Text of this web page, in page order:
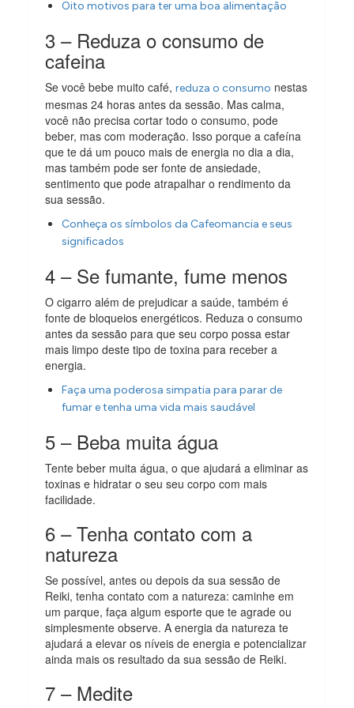
Oito motivos para ter uma boa alimentação
3 – Reduza o consumo de
cafeina
Se você bebe muito café,reduza o consumo nestas
mesmas 24 horas antes da sessão. Mas calma,
você não precisa cortar todo o consumo, pode
beber, mas com moderação. Isso porque a cafeína
que te dá um pouco mais de energia no dia a dia,
mas também pode ser fonte de ansiedade,
sentimento que pode atrapalhar o rendimento da
sua sessão.
Conheça os símbolos da Cafeomancia e seus
significados
4 – Se fumante, fume menos
O cigarro além de prejudicar a saúde, também é
fonte de bloqueios energéticos. Reduza o consumo
antes da sessão para que seu corpo possa estar
mais limpo deste tipo de toxina para receber a
energia.
Faça uma poderosa simpatia para parar de
fumar e tenha uma vida mais saudável
5 – Beba muita água
Tente beber muita água, o que ajudará a eliminar as
toxinas e hidratar o seu seu corpo com mais
facilidade.
6 – Tenha contato com a
natureza
Se possível, antes ou depois da sua sessão de
Reiki, tenha contato com a natureza: caminhe em
um parque, faça algum esporte que te agrade ou
simplesmente observe. A energia da natureza te
ajudará a elevar os níveis de energia e potencializar
ainda mais os resultado da sua sessão de Reiki.
7 – Medite